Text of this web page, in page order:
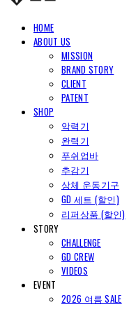
HOME
ABOUT US
MISSION
BRAND STORY
CLIENT
PATENT
SHOP
악력기
완력기
푸쉬업바
추감기
상체 운동기구
GD 세트 (할인)
리퍼상품 (할인)
STORY
CHALLENGE
GD CREW
VIDEOS
EVENT
2026 여름 SALE